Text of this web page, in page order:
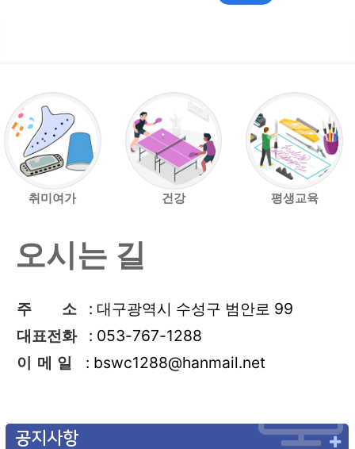
취미여가 건강 평생교육
오시는 길
주 소
: 대구광역시 수성구 범안로 99
대표전화
: 053-767-1288
이 메 일
: bswc1288@hanmail.net
공지사항